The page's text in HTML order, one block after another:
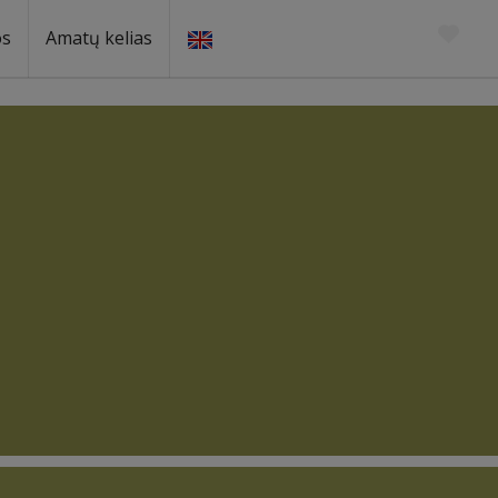
Amatų kelias